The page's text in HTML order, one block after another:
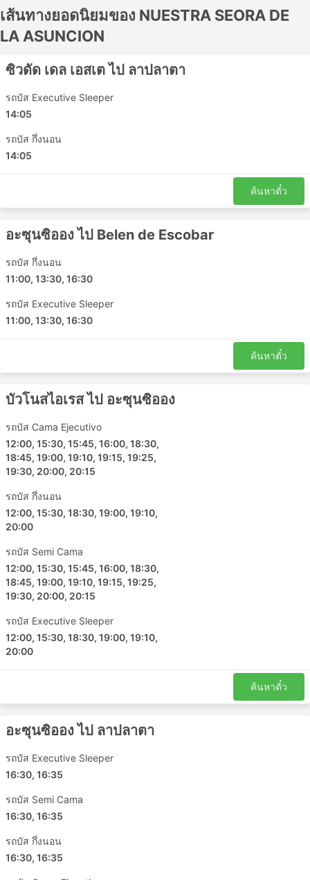
สำหรับการเดินทางระยะสั้น แต่การนั่งรถระยะยาวมักไม่ใช่
ทางเลือกที่ดีที่สุด ศึกษาตารางเดินรถก่อนออกเดินทาง
เนื่องจากจุดหมายปลายทางระยะไกลหลายแห่งให้บริการโดย
รถประจำทางกลางคืน และบางแห่งมีที่นั่งกว้างขวางกว่าหรือ
มีตู้นอนสำหรับการเดินทางดังกล่าว ทำการจองตั๋วรถโดยสาร
ออนไลน์กับ NUESTRA SEORA DE LA ASUNCION รีวิวของ
นักท่องเที่ยวคนอื่นๆ จะช่วยให้คุณเลือกตั๋วโดยสารและชั้น
โดยสารที่ดีที่สุดได้
NUESTRA SEORA DE LA ASUNCION
สถานีหลักที่ครอบคลุมโดยรถโดยสารของ NUESTRA SEORA
เรติโร้
สถานีขนส่งอาซุนซิออง
สถานีรถบัสเรติโร
ลาปลาตา
โรซาริโอ้
สถานีขนส่งลิเนียร์ส
San Justo Rotonda Terminal
San Justo Sarratea Bus Stop
Ciudad del Este
Coronel Oviedo Bus Station
Villarrica Bus Station
San Lorenzo
Caacupe
ซิวดัดเดลเอสเต พื้นที่ที่ 1
ซิวดัดเดลเอสเต พื้นที่ที่ 4
Fernando de la Mora
Maria Auxiliadora
Ypacarai
San Justo
NUESTRA SEORA DE LA ASUNCION จุด
หมายยอดนิยม
รถบัสของ NUESTRA SEORA DE LA ASUNCIONมีวิ่งหลาย
เส้นทาง และนี่คือรายการของเส้นทางที่ได้รับความนิยมมาก
บัวโนสไอเรส - อะซุนซิออง
อะซุนซิออง - ซิวดัด เดล เอสเต
เส้นทางยอดนิยมของ NUESTRA SEORA DE
LA ASUNCION
ซิวดัด เดล เอสเต ไป ลาปลาตา
รถบัส Executive Sleeper
14:05
รถบัส กึ่งนอน
14:05
ค้นหาตั๋ว
อะซุนซิออง ไป Belen de Escobar
รถบัส กึ่งนอน
11:00, 13:30, 16:30
รถบัส Executive Sleeper
11:00, 13:30, 16:30
ค้นหาตั๋ว
บัวโนสไอเรส ไป อะซุนซิออง
รถบัส Cama Ejecutivo
12:00, 15:30, 15:45, 16:00, 18:30,
18:45, 19:00, 19:10, 19:15, 19:25,
19:30, 20:00, 20:15
รถบัส กึ่งนอน
12:00, 15:30, 18:30, 19:00, 19:10,
20:00
รถบัส Semi Cama
12:00, 15:30, 15:45, 16:00, 18:30,
18:45, 19:00, 19:10, 19:15, 19:25,
19:30, 20:00, 20:15
รถบัส Executive Sleeper
12:00, 15:30, 18:30, 19:00, 19:10,
20:00
ค้นหาตั๋ว
อะซุนซิออง ไป ลาปลาตา
รถบัส Executive Sleeper
16:30, 16:35
รถบัส Semi Cama
16:30, 16:35
รถบัส กึ่งนอน
16:30, 16:35